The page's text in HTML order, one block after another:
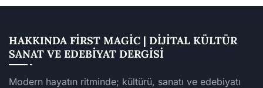
HAKKINDA FIRST MAGIC | DIJITAL KÜLTÜR
SANAT VE EDEBIYAT DERGISI
Modern hayatın ritminde; kültürü, sanatı ve edebiyatı